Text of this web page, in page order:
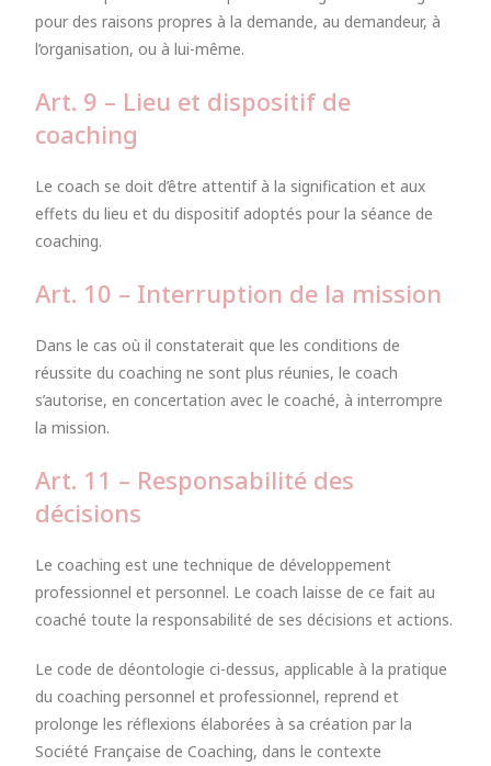
pour des raisons propres à la demande, au demandeur, à
l’organisation, ou à lui-même.
Art. 9 – Lieu et dispositif de
coaching
Le coach se doit d’être attentif à la signification et aux
effets du lieu et du dispositif adoptés pour la séance de
coaching.
Art. 10 – Interruption de la mission
Dans le cas où il constaterait que les conditions de
réussite du coaching ne sont plus réunies, le coach
s’autorise, en concertation avec le coaché, à interrompre
la mission.
Art. 11 – Responsabilité des
décisions
Le coaching est une technique de développement
professionnel et personnel. Le coach laisse de ce fait au
coaché toute la responsabilité de ses décisions et actions.
Le code de déontologie ci-dessus, applicable à la pratique
du coaching personnel et professionnel, reprend et
prolonge les réflexions élaborées à sa création par la
Société Française de Coaching, dans le contexte